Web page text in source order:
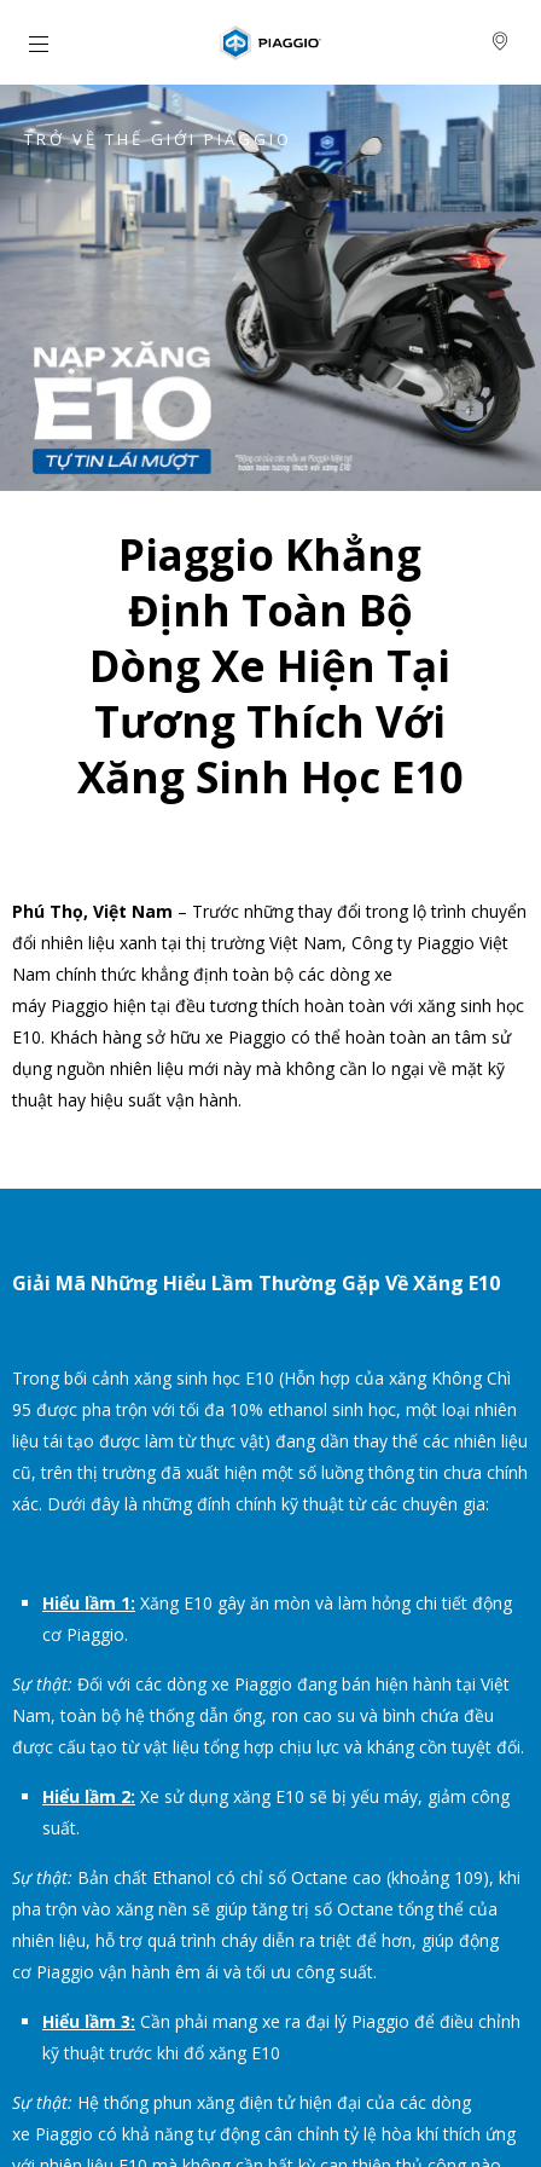
Đi đến bảng tin chính
TRỞ VỀ THẾ GIỚI PIAGGIO
Piaggio Khẳng
Định Toàn Bộ
Dòng Xe Hiện Tại
Tương Thích Với
Xăng Sinh Học E10
Phú Thọ, Việt Nam – Trước những thay đổi trong lộ trình chuyển
đổi nhiên liệu xanh tại thị trường Việt Nam, Công ty Piaggio Việt
Nam chính thức khẳng định toàn bộ các dòng xe
máy Piaggio hiện tại đều tương thích hoàn toàn với xăng sinh học
E10. Khách hàng sở hữu xe Piaggio có thể hoàn toàn an tâm sử
dụng nguồn nhiên liệu mới này mà không cần lo ngại về mặt kỹ
thuật hay hiệu suất vận hành.
Giải Mã Những Hiểu Lầm Thường Gặp Về Xăng E10
Trong bối cảnh xăng sinh học E10 (Hỗn hợp của xăng Không Chì
95 được pha trộn với tối đa 10% ethanol sinh học, một loại nhiên
liệu tái tạo được làm từ thực vật) đang dần thay thế các nhiên liệu
cũ, trên thị trường đã xuất hiện một số luồng thông tin chưa chính
xác. Dưới đây là những đính chính kỹ thuật từ các chuyên gia:
Hiểu lầm 1: Xăng E10 gây ăn mòn và làm hỏng chi tiết động
cơ Piaggio.
Sự thật: Đối với các dòng xe Piaggio đang bán hiện hành tại Việt
Nam, toàn bộ hệ thống dẫn ống, ron cao su và bình chứa đều
được cấu tạo từ vật liệu tổng hợp chịu lực và kháng cồn tuyệt đối.
Hiểu lầm 2: Xe sử dụng xăng E10 sẽ bị yếu máy, giảm công
suất.
Sự thật: Bản chất Ethanol có chỉ số Octane cao (khoảng 109), khi
pha trộn vào xăng nền sẽ giúp tăng trị số Octane tổng thể của
nhiên liệu, hỗ trợ quá trình cháy diễn ra triệt để hơn, giúp động
cơ Piaggio vận hành êm ái và tối ưu công suất.
Hiểu lầm 3: Cần phải mang xe ra đại lý Piaggio để điều chỉnh
kỹ thuật trước khi đổ xăng E10
Sự thật: Hệ thống phun xăng điện tử hiện đại của các dòng
xe Piaggio có khả năng tự động cân chỉnh tỷ lệ hòa khí thích ứng